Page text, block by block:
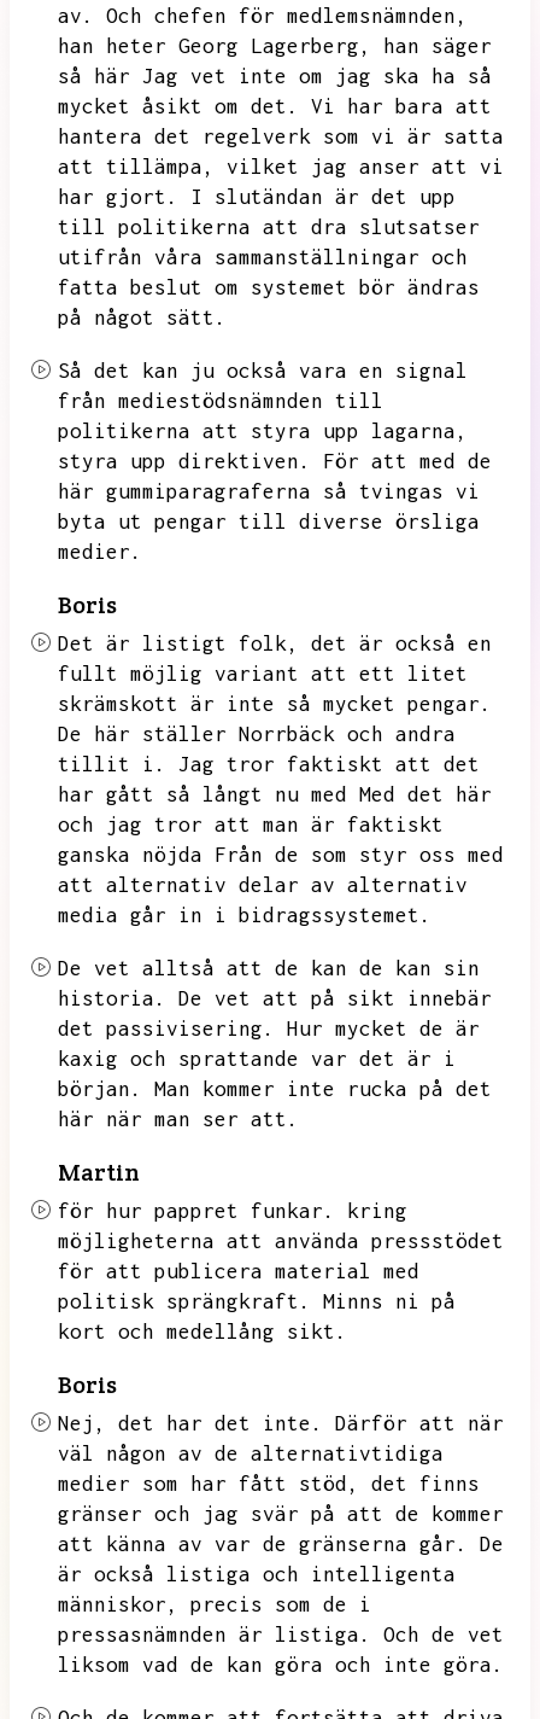
av.
Och chefen för medlemsnämnden,
han heter Georg Lagerberg,
han säger
så här Jag vet inte om jag ska ha så
mycket åsikt om det.
Vi har bara att
hantera det regelverk som vi är satta
att tillämpa,
vilket jag anser att vi
har gjort.
I slutändan är det upp
till politikerna att dra slutsatser
utifrån våra sammanställningar och
fatta beslut om systemet bör ändras
på något sätt.
Så det kan ju också vara en signal
från mediestödsnämnden till
politikerna att styra upp lagarna,
styra upp direktiven.
För att med de
här gummiparagraferna så tvingas vi
byta ut pengar till diverse örsliga
medier.
Boris
Det är listigt folk,
det är också en
fullt möjlig variant att ett litet
skrämskott är inte så mycket pengar.
De här ställer Norrbäck och andra
tillit i.
Jag tror faktiskt att det
har gått så långt nu med
Med det här
och jag tror att man är faktiskt
ganska nöjda Från de som styr oss med
att alternativ delar av alternativ
media går in i bidragssystemet.
De vet alltså att de kan de kan sin
historia.
De vet att på sikt innebär
det passivisering.
Hur mycket de är
kaxig och sprattande var det är i
början.
Man kommer inte rucka på det
här när man ser att.
Martin
för hur pappret funkar.
kring
möjligheterna att använda pressstödet
för att publicera material med
politisk sprängkraft.
Minns ni på
kort och medellång sikt.
Boris
Nej, det har det inte.
Därför att när
väl någon av de alternativtidiga
medier som har fått stöd,
det finns
gränser och jag svär på att de kommer
att känna av var de gränserna går.
De
är också listiga och intelligenta
människor,
precis som de i
pressasnämnden är listiga.
Och de vet
liksom vad de kan göra och inte göra.